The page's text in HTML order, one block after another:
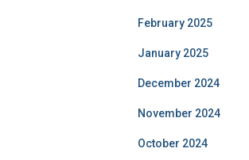
February 2025
January 2025
December 2024
November 2024
October 2024